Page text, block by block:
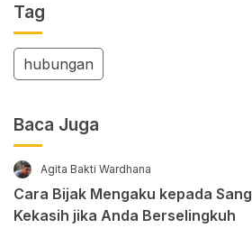
Tag
hubungan
Baca Juga
Agita Bakti Wardhana
Cara Bijak Mengaku kepada Sang
Kekasih jika Anda Berselingkuh